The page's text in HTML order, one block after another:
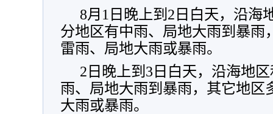
8月1日晚上到2日白天，沿海
分地区有中雨、局地大雨到暴雨
雷雨、局地大雨或暴雨。
2日晚上到3日白天，沿海地
雨、局地大雨到暴雨，其它地区
大雨或暴雨。